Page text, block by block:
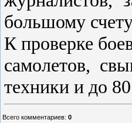
большому
К проверке
самолетов,
техники и до
Всего комментариев: 0